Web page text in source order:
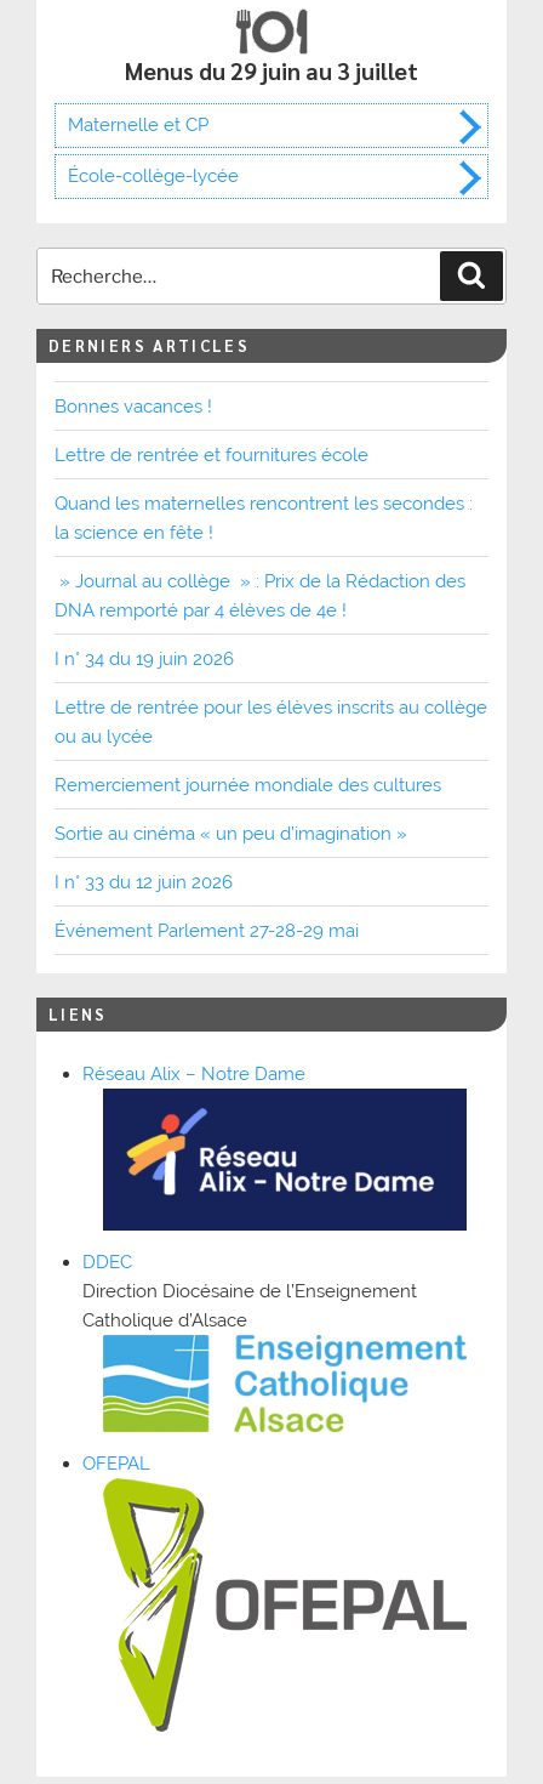
Menus du 29 juin au 3 juillet
Maternelle et CP
École-collège-lycée
DERNIERS ARTICLES
Bonnes vacances !
Lettre de rentrée et fournitures école
Quand les maternelles rencontrent les secondes :
la science en fête !
» Journal au collège » : Prix de la Rédaction des
DNA remporté par 4 élèves de 4e !
I n° 34 du 19 juin 2026
Lettre de rentrée pour les élèves inscrits au collège
ou au lycée
Remerciement journée mondiale des cultures
Sortie au cinéma « un peu d’imagination »
I n° 33 du 12 juin 2026
Événement Parlement 27-28-29 mai
LIENS
Réseau Alix – Notre Dame
DDEC
Direction Diocésaine de l’Enseignement
Catholique d’Alsace
OFEPAL